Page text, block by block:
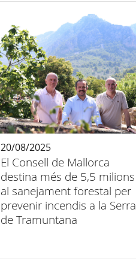
El Consell de Mallorca
destina més de 5,5 milions
al sanejament forestal per
prevenir incendis a la Serra
de Tramuntana
20/08/2025